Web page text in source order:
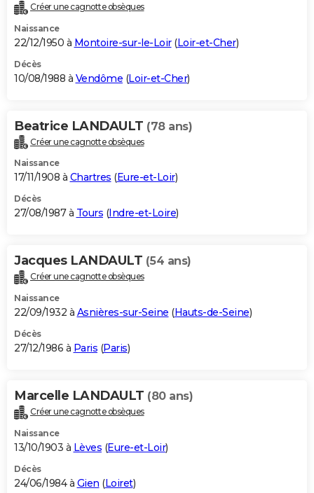
Créer une cagnotte obsèques
Naissance
22/12/1950 à Montoire-sur-le-Loir(Loir-et-Cher)
Décès
10/08/1988 à Vendôme (Loir-et-Cher)
Beatrice LANDAULT (78 ans)
Créer une cagnotte obsèques
Naissance
17/11/1908 à Chartres (Eure-et-Loir)
Décès
27/08/1987 à Tours (Indre-et-Loire)
Jacques LANDAULT (54 ans)
Créer une cagnotte obsèques
Naissance
22/09/1932 à Asnières-sur-Seine (Hauts-de-Seine)
Décès
27/12/1986 à Paris (Paris)
Marcelle LANDAULT (80 ans)
Créer une cagnotte obsèques
Naissance
13/10/1903 à Lèves (Eure-et-Loir)
Décès
24/06/1984 à Gien (Loiret)